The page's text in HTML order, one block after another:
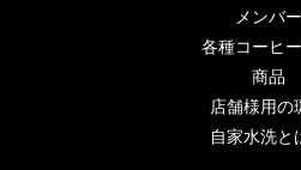
メンバー
各種コーヒ
商品
店舗様用の
自家水洗と